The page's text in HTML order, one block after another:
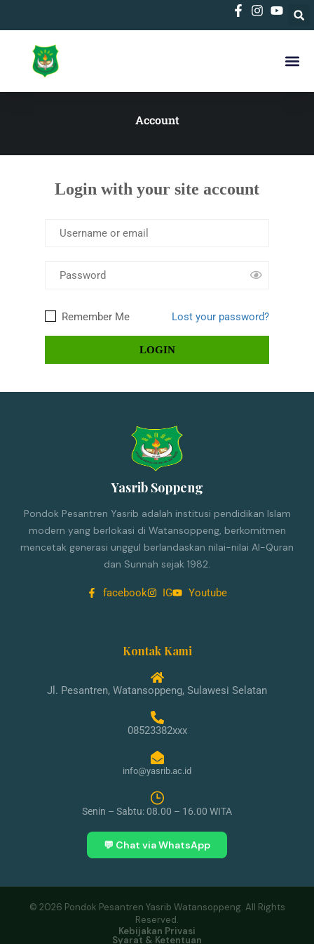
Account
Login with your site account
Lost your password?
Remember Me
Yasrib Soppeng
Pondok Pesantren Yasrib adalah institusi pendidikan Islam
modern yang berlokasi di Watansoppeng, berkomitmen
mencetak generasi unggul berlandaskan nilai-nilai Al-Quran
dan Sunnah sejak 1982.
facebook IG Youtube
Kontak Kami
Jl. Pesantren, Watansoppeng, Sulawesi Selatan
08523382xxx
info@yasrib.ac.id
Senin – Sabtu: 08.00 – 16.00 WITA
💬 Chat via WhatsApp
© 2026 Pondok Pesantren Yasrib Watansoppeng. All Rights
Reserved.
Kebijakan Privasi
Syarat & Ketentuan